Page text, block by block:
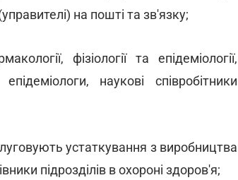
на пошті та зв'язку;
фізіології та епідеміології,
наукові співробітники
устаткування з виробництва
підрозділів в охороні здоров'я;